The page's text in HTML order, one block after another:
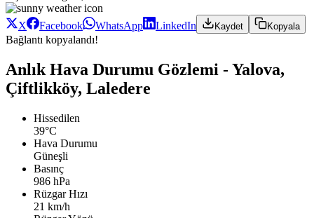
X Facebook WhatsApp LinkedIn Kaydet Kopyala
Bağlantı kopyalandı!
Anlık Hava Durumu Gözlemi - Yalova,
Çiftlikköy, Laledere
Hissedilen
39°C
Hava Durumu
Güneşli
Basınç
986 hPa
Rüzgar Hızı
21 km/h